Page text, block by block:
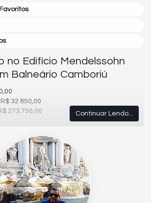
no Edifício Mendelssohn
Balneário Camboriú
32.850,00
273.750,00
Continuar Lendo...